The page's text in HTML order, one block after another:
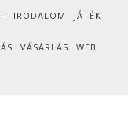
IRODALOM JÁTÉK
VÁSÁRLÁS WEB